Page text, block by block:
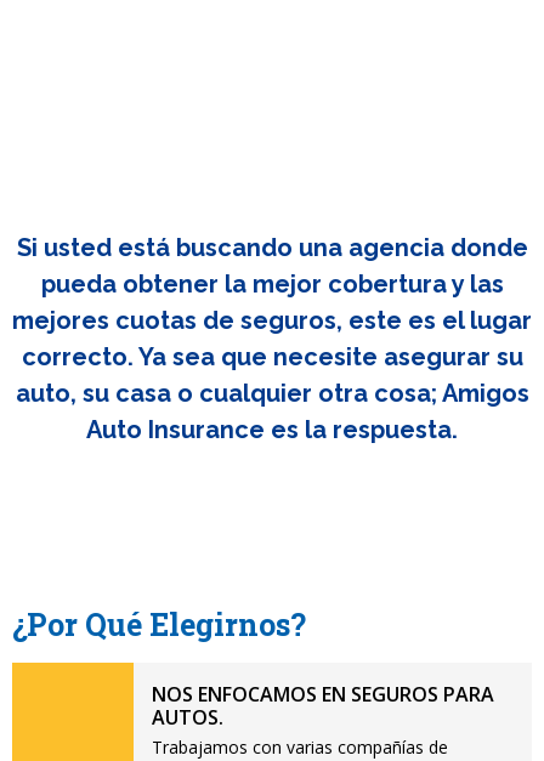
Si usted está buscando una agencia donde
pueda obtener la mejor cobertura y las
mejores cuotas de seguros, este es el lugar
correcto. Ya sea que necesite asegurar su
auto, su casa o cualquier otra cosa; Amigos
Auto Insurance es la respuesta.
¿Por Qué Elegirnos?
NOS ENFOCAMOS EN SEGUROS PARA
AUTOS.
Trabajamos con varias compañías de